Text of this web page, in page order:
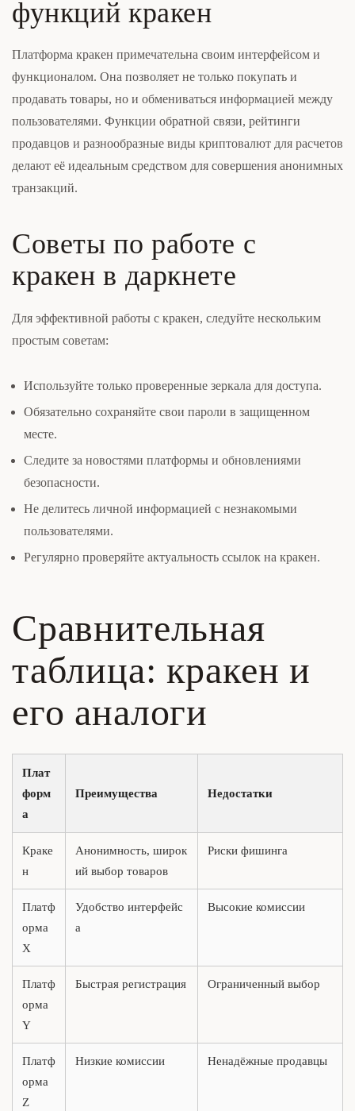
функций кракен
Платформа кракен примечательна своим интерфейсом и
функционалом. Она позволяет не только покупать и
продавать товары, но и обмениваться информацией между
пользователями. Функции обратной связи, рейтинги
продавцов и разнообразные виды криптовалют для расчетов
делают её идеальным средством для совершения анонимных
транзакций.
Советы по работе с
кракен в даркнете
Для эффективной работы с кракен, следуйте нескольким
простым советам:
Используйте только проверенные зеркала для доступа.
Обязательно сохраняйте свои пароли в защищенном
месте.
Следите за новостями платформы и обновлениями
безопасности.
Не делитесь личной информацией с незнакомыми
пользователями.
Регулярно проверяйте актуальность ссылок на кракен.
Сравнительная
таблица: кракен и
его аналоги
Плат
форм
а
Преимущества Недостатки
Краке
н
Анонимность, широк
ий выбор товаров
Риски фишинга
Платф
орма
X
Удобство интерфейс
а
Высокие комиссии
Платф
орма
Y
Быстрая регистрация Ограниченный выбор
Платф
орма
Z
Низкие комиссии Ненадёжные продавцы